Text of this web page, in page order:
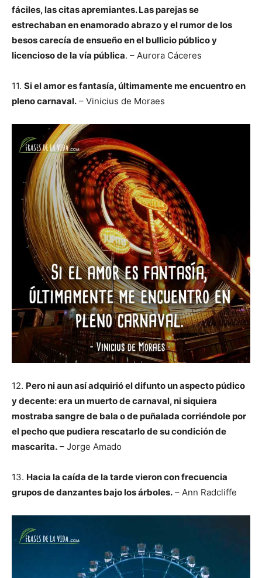
fáciles, las citas apremiantes. Las parejas se
estrechaban en enamorado abrazo y el rumor de los
besos carecía de ensueño en el bullicio público y
licencioso de la vía pública. – Aurora Cáceres
11. Si el amor es fantasía, últimamente me encuentro en
pleno carnaval. – Vinicius de Moraes
12. Pero ni aun así adquirió el difunto un aspecto púdico
y decente: era un muerto de carnaval, ni siquiera
mostraba sangre de bala o de puñalada corriéndole por
el pecho que pudiera rescatarlo de su condición de
mascarita. – Jorge Amado
13. Hacia la caída de la tarde vieron con frecuencia
grupos de danzantes bajo los árboles. – Ann Radcliffe